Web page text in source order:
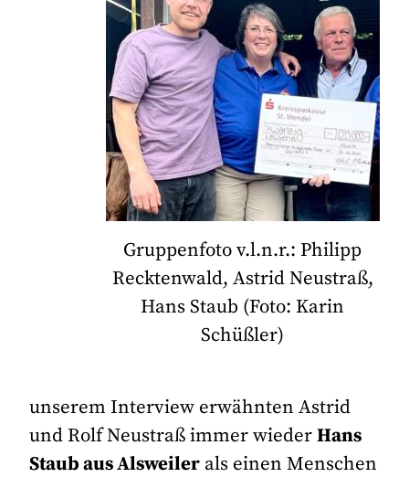
Gruppenfoto v.l.n.r.: Philipp
Recktenwald, Astrid Neustraß,
Hans Staub (Foto: Karin
Schüßler)
unserem Interview erwähnten Astrid
und Rolf Neustraß immer wiederHans
Staub aus Alsweiler als einen Menschen